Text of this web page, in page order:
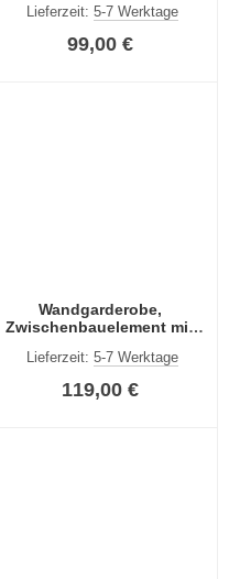
Lieferzeit:5-7 Werktage
99,00 €
Wandgarderobe,
Zwischenbauelement mit
weiß
Lieferzeit:5-7 Werktage
119,00 €